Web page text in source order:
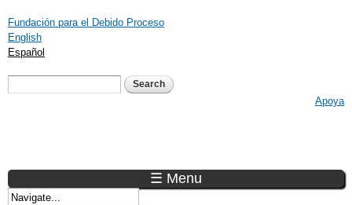
main
Fundación para el Debido Proceso
English
Español
Search form
Apoya
☰ Menu